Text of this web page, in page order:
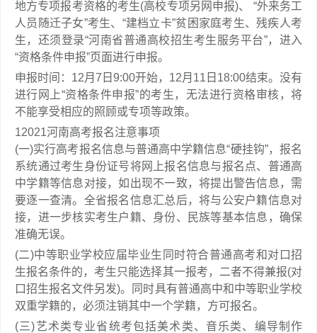
地方专项报考资格的考生(高校专项另网申报)、 “外来务工
人员随迁子女”考生、“建档立卡”贫困家庭考生、残疾人考
生，还须登录“河南省普通高校招生考生服务平台”，进入
“资格条件申报”页面进行申报。
申报时间：12月7日9:00开始，12月11日18:00结束。没有
进行网上“资格条件申报”的考生，无法进行资格审核，将
不能享受相应的照顾或专项等政策。
12021河南高考报名注意事项
(一)实行高考报名信息与普通高中学籍信息“硬挂钩”，报名
系统通过考生身份证号将网上报名信息与报名点、普通高
中学籍等信息对接，如出现不一致，将提出警告信息，需
要逐一查清。全省报名信息汇总后，将与公安户籍信息对
接，进一步核实考生户籍、身份、民族等基本信息，确保
准确无误。
(二)中等职业学校应届毕业生同时符合普通高考和对口招
生报名条件的，考生只能选择其一报考，二者不得兼报(对
口招生报名文件另发)。同时具有普通高中和中等职业学校
双重学籍的，必须注销其中一个学籍，方可报名。
(三)艺术类专业省统考包括美术类、音乐类、编导制作